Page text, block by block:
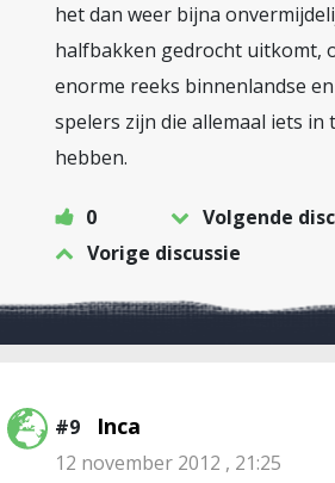
het dan weer bijna
halfbakken gedrocht uitkomt,
enorme reeks binnenlandse
spelers zijn die allemaal iets in
hebben.
0
Volgende
Vorige discussie
#9 Inca
12 november 2012 , 21:25